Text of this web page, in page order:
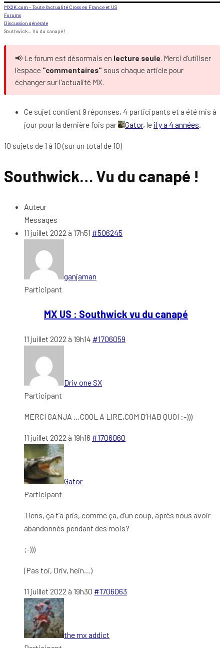
MX2K.com – Toute l’actualité Cross en France et US
Forums
Discussion générale
Southwick… Vu du canapé !
📢 Le forum est désormais en lecture seule. Merci d'utiliser
l'espace "commentaires" sous chaque article pour
échanger sur l'actualité MX.
Ce sujet contient 9 réponses, 4 participants et a été mis à
jour pour la dernière fois par
Gator, le il y a 4 années.
10 sujets de 1 à 10 (sur un total de 10)
Southwick… Vu du canapé !
Auteur
Messages
11 juillet 2022 à 17h51 #506245
ganjaman
Participant
MX US : Southwick vu du canapé
11 juillet 2022 à 19h14 #1706059
Driv one SX
Participant
MERCI GANJA …COOL A LIRE,COM D’HAB QUOI :-)))
11 juillet 2022 à 19h16 #1706060
Gator
Participant
Tiens, ça t’a pris, comme ça, d’un coup, après nous avoir
abandonnés pendant des mois?
;-)))
(Pas toi, Driv, hein…)
11 juillet 2022 à 19h30 #1706063
the mx addict